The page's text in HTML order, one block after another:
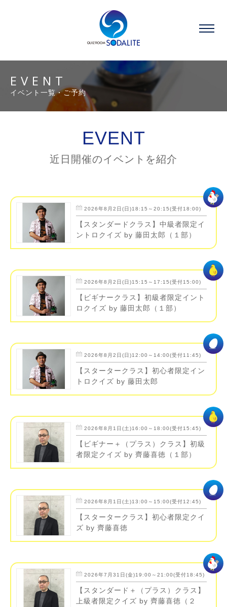
EVENT
イベント一覧・ご予約
EVENT
近日開催のイベントを紹介
2026年8月2日(日)18:15～20:15(受付18:00)
【スタンダードクラス】中級者限定イ
ントロクイズ by 藤田太郎（１部）
2026年8月2日(日)15:15～17:15(受付15:00)
【ビギナークラス】初級者限定イント
ロクイズ by 藤田太郎（１部）
2026年8月2日(日)12:00～14:00(受付11:45)
【スタータークラス】初心者限定イン
トロクイズ by 藤田太郎
2026年8月1日(土)16:00～18:00(受付15:45)
【ビギナー＋（プラス）クラス】初級
者限定クイズ by 齊藤喜徳（１部）
2026年8月1日(土)13:00～15:00(受付12:45)
【スタータークラス】初心者限定クイ
ズ by 齊藤喜徳
2026年7月31日(金)19:00～21:00(受付18:45)
【スタンダード＋（プラス）クラス】
上級者限定クイズ by 齊藤喜徳（２